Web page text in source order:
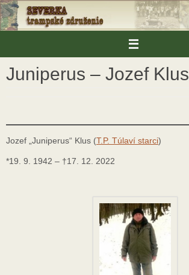
Skip
to
content
Juniperus – Jozef Klus
Jozef „Juniperus“ Klus (T.P. Túlaví starci)
*19. 9. 1942 – †17. 12. 2022